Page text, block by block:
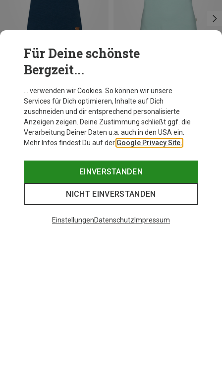
Du sparst 37%
Für Deine schönste
Bergzeit...
… verwenden wir Cookies. So können wir unsere
Services für Dich optimieren, Inhalte auf Dich
zuschneiden und dir entsprechend personalisierte
Anzeigen zeigen. Deine Zustimmung schließt ggf. die
Verarbeitung Deiner Daten u.a. auch in den USA ein.
Mehr Infos findest Du auf der Google Privacy Site.
EINVERSTANDEN
NICHT EINVERSTANDEN
EinstellungenDatenschutz Impressum